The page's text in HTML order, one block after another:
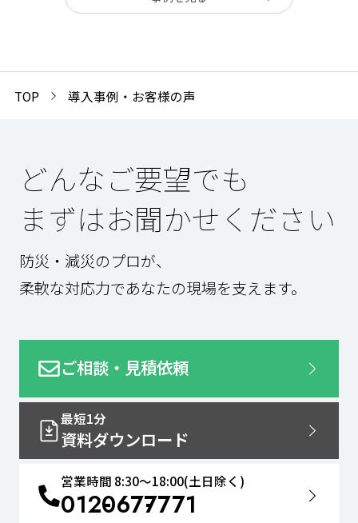
「今もう、ほんとに、安心ですよ。」
今回は、導入の経緯とその効果を伺いました。
TOP 導入事例・お客様の声
どんなご要望でも
まずはお聞かせください
防災・減災のプロが、
柔軟な対応力であなたの現場を支えます。
ご相談・見積依頼
最短1分
資料ダウンロード
営業時間 8:30〜18:00(土日除く)
0120677771